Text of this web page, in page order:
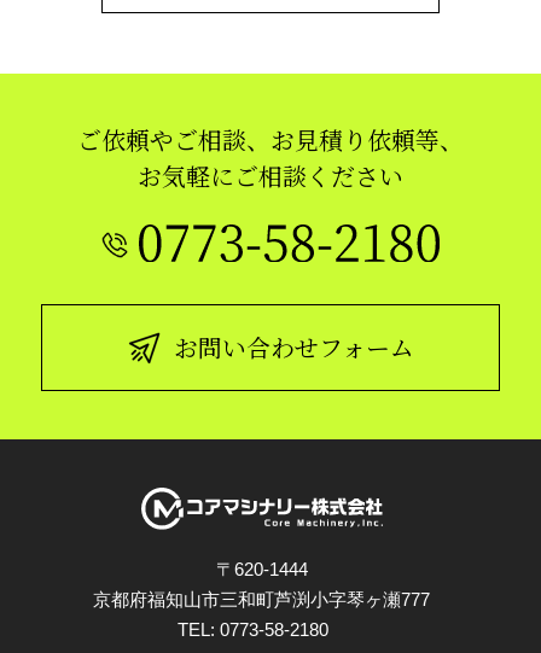
ご依頼やご相談、お見積り依頼等、
お気軽にご相談ください
お問い合わせフォーム
〒620-1444
京都府福知山市三和町芦渕小字琴ヶ瀬777
TEL: 0773-58-2180